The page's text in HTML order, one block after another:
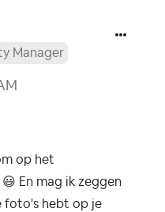
Manager
op het
😃 En mag ik zeggen
foto's hebt op je